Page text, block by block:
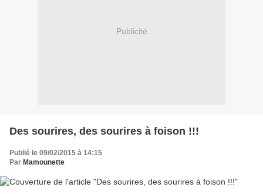
Publicité
Des sourires, des sourires à foison !!!
Publié le 09/02/2015 à 14:15
Par Mamounette